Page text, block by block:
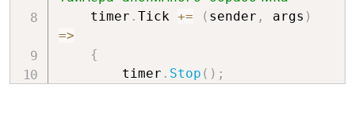
                Duration
=
new
Duration
FillBehavior. Stop,
    timer
. Tick += ( sender , args )
=>
{
        timer
. Stop ( ) ;